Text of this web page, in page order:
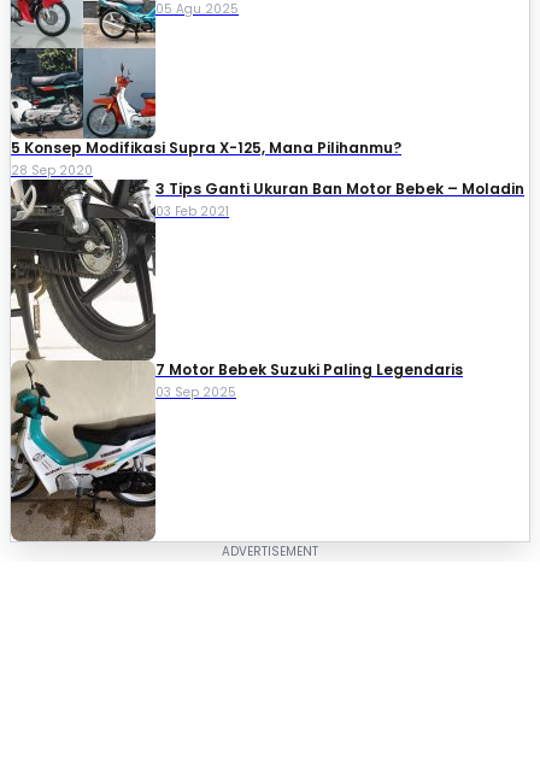
05 Agu 2025
5 Konsep Modifikasi Supra X-125, Mana Pilihanmu?
28 Sep 2020
3 Tips Ganti Ukuran Ban Motor Bebek – Moladin
03 Feb 2021
7 Motor Bebek Suzuki Paling Legendaris
03 Sep 2025